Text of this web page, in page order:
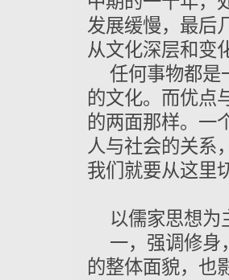
发展缓慢，最后
从文化深层和变
任何事物都是
的文化。而优点
的两面那样。一
人与社会的关系
我们就要从这里
以儒家思想为
一，强调修身
的整体面貌，也